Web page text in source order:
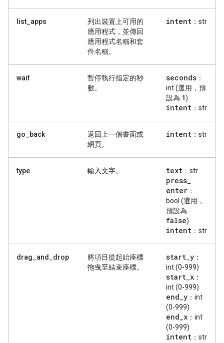
list_apps
列出裝置上可用的
應用程式，並傳回
應用程式名稱和套
件名稱。
intent ：str
wait
暫停執行指定的秒
數。
seconds ：
int (選用，預
設為 1)
intent ：str
go_back
返回上一個畫面或
網頁。
intent ：str
type 輸入文字。 text ：str
press_
enter ：
bool (選用，
預設為
false)
intent ：str
drag_and_drop
將項目從起始座標
拖曳至結束座標。
start_y ：
int (0-999)
start_x ：
int (0-999)
end_y ：int
(0-999)
end_x ：int
(0-999)
intent ：str